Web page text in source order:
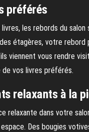
préférés
les rebords du
étagères, votre
viennent vous rendre
vos livres préférés.
relaxants à la
relaxante dans votre
Des bougies